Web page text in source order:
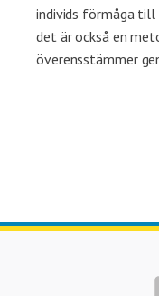
individs förmåga till
det är också en
överensstämmer